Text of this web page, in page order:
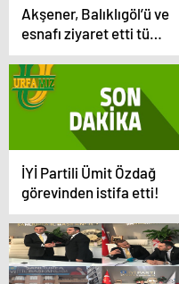
Akşener, Balıklıgöl’ü ve
esnafı ziyaret etti tüm
detaylar
İYİ Partili Ümit Özdağ
görevinden istifa etti!